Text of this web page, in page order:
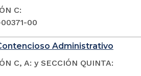
C:
00
Administrativo
C, A: y SECCIÓN QUINTA: